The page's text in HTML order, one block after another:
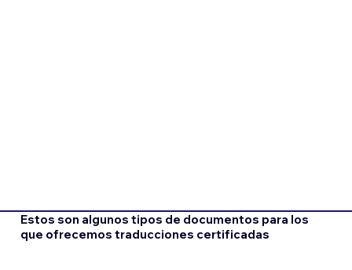
Estos son algunos tipos de documentos para los
que ofrecemos traducciones certificadas